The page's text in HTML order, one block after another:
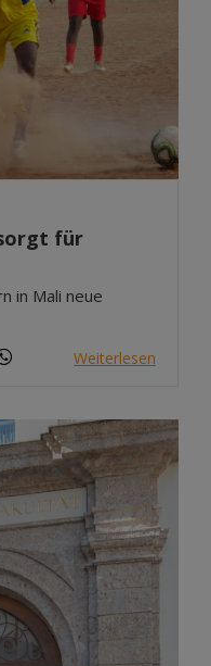
Mär 2026
Feb 2026
Jan 2026
Dez 2025
Sep 2025
für
in Mali neue
Weiterlesen